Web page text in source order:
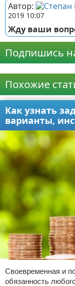
Автор:
2019 10:07
Жду ваши
Подпишись
Похожие
Как узнать
варианты,
Своевременная и
обязанность